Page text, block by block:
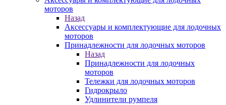
моторов
Назад
Аксессуары и комплектующие для лодочных
моторов
Принадлежности для лодочных моторов
Назад
Принадлежности для лодочных
моторов
Тележки для лодочных моторов
Гидрокрыло
Удлинители румпеля